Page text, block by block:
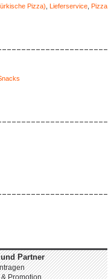
Pizza) Lieferservice Pizza
Partner
Promotion